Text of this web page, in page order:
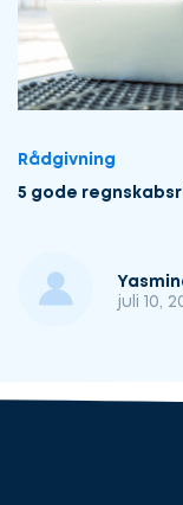
Rådgivning
5 gode
juli 10,